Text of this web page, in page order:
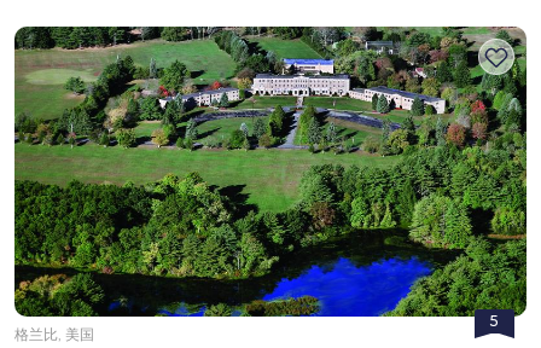
5
格兰比, 美国